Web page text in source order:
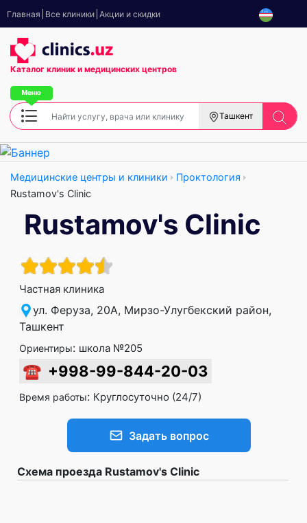
Главная Все клиники Акции и скидки
Каталог клиник и медицинских центров
Ташкент
Медицинские центры и клиники
Проктология
Rustamov's Clinic
Rustamov's Clinic
Частная клиника
ул. Феруза, 20А, Мирзо-Улугбекский район,
Ташкент
Ориентиры: школа №205
☎ +998-99-844-20-03
Время работы: Круглосуточно (24/7)
Задать вопрос
Схема проезда Rustamov's Clinic